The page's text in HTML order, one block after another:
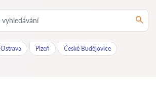
Ostrava Plzeň České Budějovice